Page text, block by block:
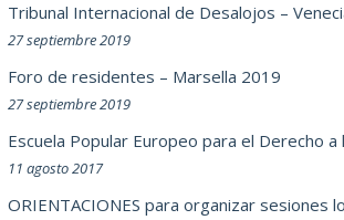
Tribunal Internacional de Desalojos –
27 septiembre 2019
Foro de residentes – Marsella 2019
27 septiembre 2019
Escuela Popular Europeo para el Derecho a
11 agosto 2017
ORIENTACIONES para organizar sesiones